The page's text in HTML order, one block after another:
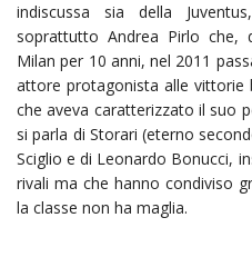
indiscussa sia della
soprattutto Andrea Pirlo
Milan per 10 anni, nel 2011
attore protagonista alle vittorie
che aveva caratterizzato il suo
si parla di Storari (eterno
Sciglio e di Leonardo Bonucci,
rivali ma che hanno condiviso
la classe non ha maglia.